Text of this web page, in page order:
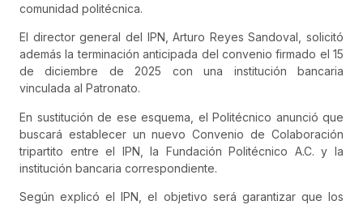
comunidad politécnica.
El director general del IPN, Arturo Reyes Sandoval, solicitó
además la terminación anticipada del convenio firmado el 15
de diciembre de 2025 con una institución bancaria
vinculada al Patronato.
En sustitución de ese esquema, el Politécnico anunció que
buscará establecer un nuevo Convenio de Colaboración
tripartito entre el IPN, la Fundación Politécnico A.C. y la
institución bancaria correspondiente.
Según explicó el IPN, el objetivo será garantizar que los